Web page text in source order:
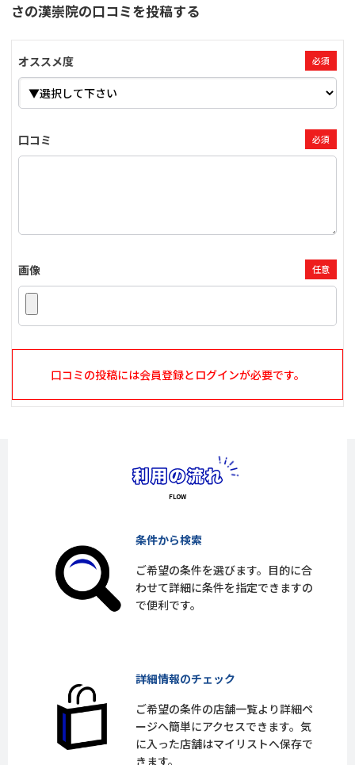
さの漢崇院の口コミを投稿する
オススメ度 必須
口コミ 必須
画像 任意
口コミの投稿には会員登録とログインが必要です。
条件から検索
ご希望の条件を選びます。目的に合
わせて詳細に条件を指定できますの
で便利です。
詳細情報のチェック
ご希望の条件の店舗一覧より詳細ペ
ージへ簡単にアクセスできます。気
に入った店舗はマイリストへ保存で
きます。